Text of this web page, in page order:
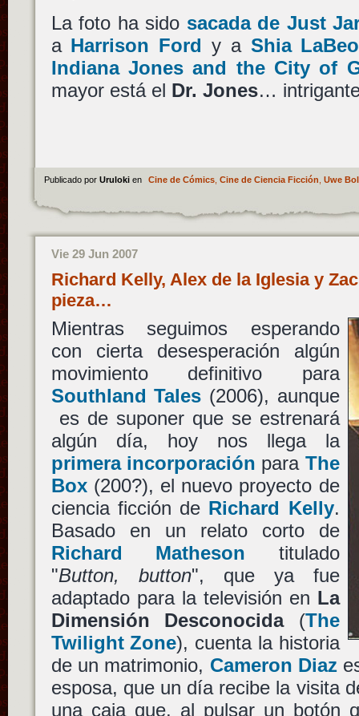
La foto ha sido sacada de Just
a Harrison Ford y a Shia
Indiana Jones and the City of
mayor está el Dr. Jones…
Publicado por Uruloki en Cine de Cómics, Cine de Ciencia Ficción Uwe
Vie 29 Jun 2007
Richard Kelly, Alex de la Iglesia y
pieza…
Mientras seguimos esperando
con cierta desesperación algún
movimiento definitivo para
Southland Tales (2006), aunque
es de suponer que se estrenará
algún día, hoy nos llega la
primera incorporación para The
Box(200?), el nuevo proyecto de
ciencia ficción de Richard Kelly.
Basado en un relato corto de
Richard Matheson titulado
"Button, button", que ya fue
adaptado para la televisión en La
Dimensión Desconocida(The
Twilight Zone), cuenta la historia
de un matrimonio, Cameron Diaz
esposa, que un día recibe la visita
una caja que, al pulsar un botón